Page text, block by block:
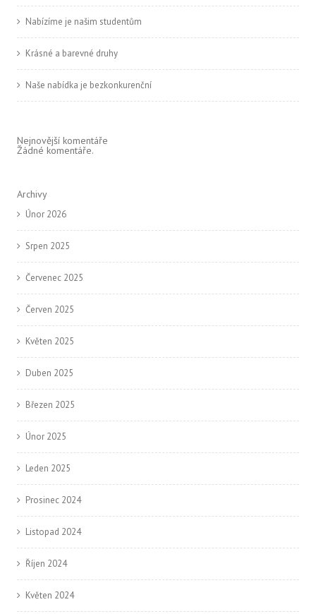
Nabízíme je našim studentům
Krásné a barevné druhy
Naše nabídka je bezkonkurenční
Nejnovější komentáře
Žádné komentáře.
Archivy
Únor 2026
Srpen 2025
Červenec 2025
Červen 2025
Květen 2025
Duben 2025
Březen 2025
Únor 2025
Leden 2025
Prosinec 2024
Listopad 2024
Říjen 2024
Květen 2024